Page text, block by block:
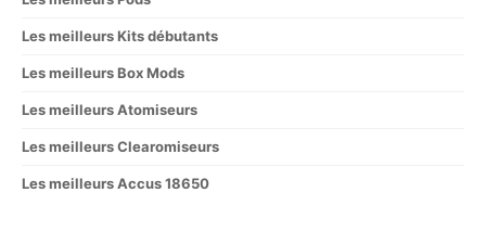
Les meilleurs Kits débutants
Les meilleurs Box Mods
Les meilleurs Atomiseurs
Les meilleurs Clearomiseurs
Les meilleurs Accus 18650